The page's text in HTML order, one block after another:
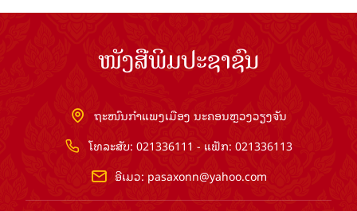
ໜັງສືພິມປະຊາຊົນ
ຖະໜົນກຳແພງເມືອງ ນະຄອນຫຼວງວຽງຈັນ
ໂທລະສັບ: 021336111 - ແຟັກ: 021336113
ອີເມວ: pasaxonn@yahoo.com